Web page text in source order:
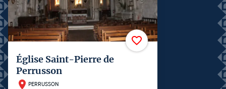
Église Saint-Pierre de
Perrusson
PERRUSSON